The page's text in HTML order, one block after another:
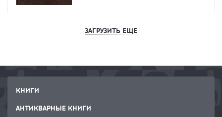
ЗАГРУЗИТЬ ЕЩЕ
КНИГИ
АНТИКВАРНЫЕ КНИГИ